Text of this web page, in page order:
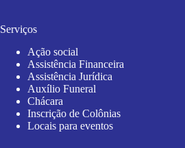
Serviços
Ação social
Assistência Financeira
Assistência Jurídica
Auxílio Funeral
Chácara
Inscrição de Colônias
Locais para eventos